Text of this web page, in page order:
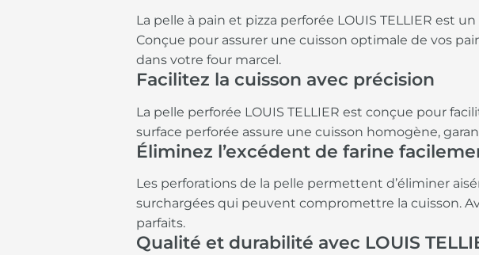
La pelle à pain et pizza perforée LOUIS TELLIER est
Conçue pour assurer une cuisson optimale de vos
dans votre four marcel.
Facilitez la cuisson avec précision
La pelle perforée LOUIS TELLIER est conçue pour
surface perforée assure une cuisson homogène,
Éliminez l’excédent de farine
Les perforations de la pelle permettent d’éliminer
surchargées qui peuvent compromettre la cuisson.
parfaits.
Qualité et durabilité avec LOUIS